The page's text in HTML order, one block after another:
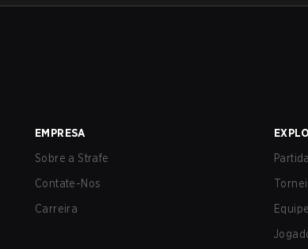
EMPRESA
Sobre a Strafe
Contate-Nos
Carreira